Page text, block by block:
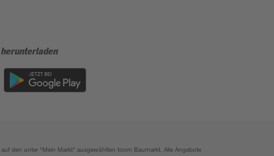
den unter "Mein Markt" ausgewählten toom Baumarkt. Alle Angebote